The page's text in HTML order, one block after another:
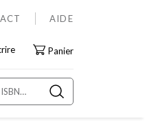
AIDE
Allez
contenu
Panier